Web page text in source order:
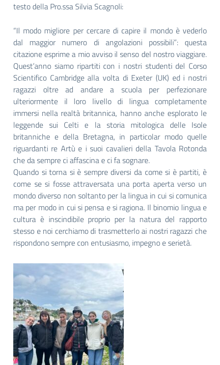
testo della Pro.ssa Silvia Scagnoli:
“Il modo migliore per cercare di capire il mondo è vederlo
dal maggior numero di angolazioni possibili”: questa
citazione esprime a mio avviso il senso del nostro viaggiare.
Quest’anno siamo ripartiti con i nostri studenti del Corso
Scientifico Cambridge alla volta di Exeter (UK) ed i nostri
ragazzi oltre ad andare a scuola per perfezionare
ulteriormente il loro livello di lingua completamente
immersi nella realtà britannica, hanno anche esplorato le
leggende sui Celti e la storia mitologica delle Isole
britanniche e della Bretagna, in particolar modo quelle
riguardanti re Artù e i suoi cavalieri della Tavola Rotonda
che da sempre ci affascina e ci fa sognare.
Quando si torna si è sempre diversi da come si è partiti, è
come se si fosse attraversata una porta aperta verso un
mondo diverso non soltanto per la lingua in cui si comunica
ma per modo in cui si pensa e si ragiona. Il binomio lingua e
cultura è inscindibile proprio per la natura del rapporto
stesso e noi cerchiamo di trasmetterlo ai nostri ragazzi che
rispondono sempre con entusiasmo, impegno e serietà.